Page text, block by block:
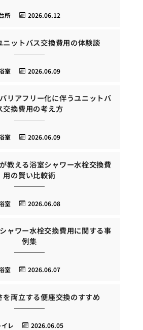
2026.06.12
所
ニットバス交換費用の体験談
2026.06.09
室
リアフリー化に伴うユニットバ
交換費用の考え方
2026.06.09
室
教える浴室シャワー水栓交換費
用の賢い比較術
2026.06.08
室
ャワー水栓交換費用に関する事
例集
2026.06.07
室
を両立する便座交換のすすめ
2026.06.05
イレ